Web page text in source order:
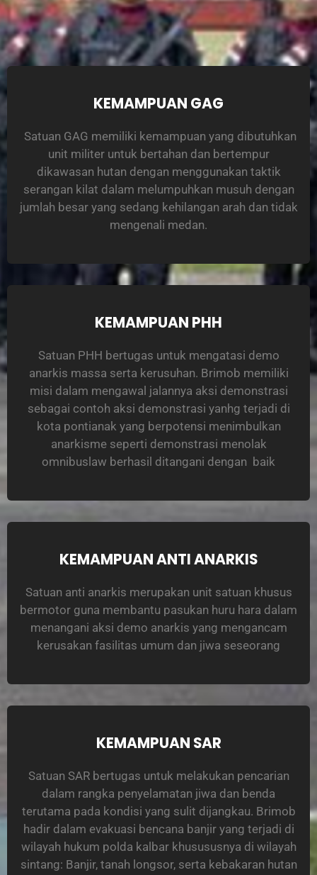
KEMAMPUAN GAG
Satuan GAG memiliki kemampuan yang dibutuhkan
unit militer untuk bertahan dan bertempur
dikawasan hutan dengan menggunakan taktik
serangan kilat dalam melumpuhkan musuh dengan
jumlah besar yang sedang kehilangan arah dan tidak
mengenali medan.
KEMAMPUAN PHH
Satuan PHH bertugas untuk mengatasi demo
anarkis massa serta kerusuhan. Brimob memiliki
misi dalam mengawal jalannya aksi demonstrasi
sebagai contoh aksi demonstrasi yanhg terjadi di
kota pontianak yang berpotensi menimbulkan
anarkisme seperti demonstrasi menolak
omnibuslaw berhasil ditangani dengan baik
KEMAMPUAN ANTI ANARKIS
Satuan anti anarkis merupakan unit satuan khusus
bermotor guna membantu pasukan huru hara dalam
menangani aksi demo anarkis yang mengancam
kerusakan fasilitas umum dan jiwa seseorang
KEMAMPUAN SAR
Satuan SAR bertugas untuk melakukan pencarian
dalam rangka penyelamatan jiwa dan benda
terutama pada kondisi yang sulit dijangkau. Brimob
hadir dalam evakuasi bencana banjir yang terjadi di
wilayah hukum polda kalbar khusususnya di wilayah
sintang: Banjir, tanah longsor, serta kebakaran hutan